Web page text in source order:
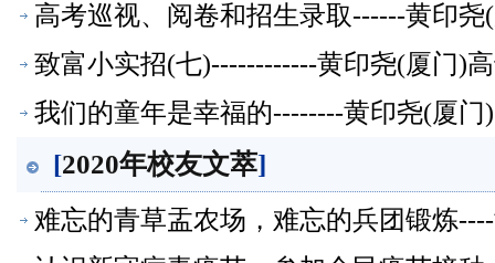
高考巡视、阅卷和招生录取------黄印
致富小实招(七)------------黄印尧(厦门)
我们的童年是幸福的--------黄印尧(厦
[2020年校友文萃]
难忘的青草盂农场，难忘的兵团锻炼